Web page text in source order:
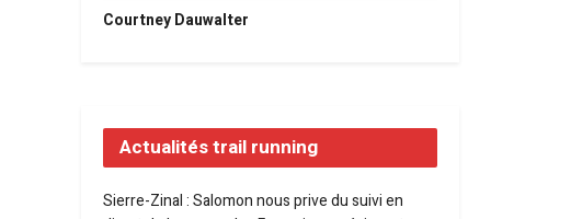
Courtney Dauwalter
Actualités trail running
Sierre-Zinal : Salomon nous prive du suivi en